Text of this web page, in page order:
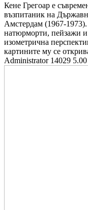
Кене Грегоар е
възпитаник на
Амстердам (1967-
натюрморти, пейзажи
изометрична
картините му се
Administrator 14029 5.00